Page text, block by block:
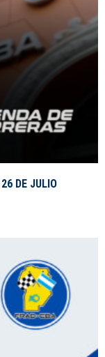
DE JULIO